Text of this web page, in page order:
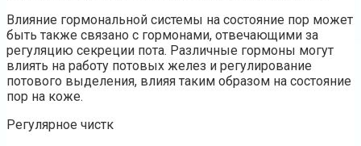
Влияние гормональной системы на состояние пор может
быть также связано с гормонами, отвечающими за
регуляцию секреции пота. Различные гормоны могут
влиять на работу потовых желез и регулирование
потового выделения, влияя таким образом на состояние
пор на коже.
Регулярное чистк